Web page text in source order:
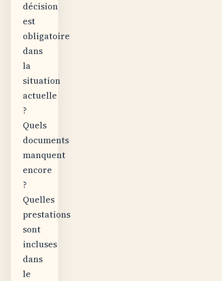
décision
est
obligatoire
dans
la
situation
actuelle
?
Quels
documents
manquent
encore
?
Quelles
prestations
sont
incluses
dans
le